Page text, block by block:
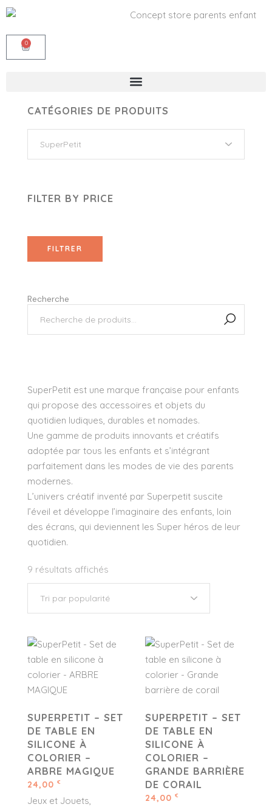
0
SuperPetit est une marque française pour enfants
qui propose des accessoires et objets du
quotidien ludiques, durables et nomades.
Une gamme de produits innovants et créatifs
adoptée par tous les enfants et s’intégrant
parfaitement dans les modes de vie des parents
modernes.
L’univers créatif inventé par Superpetit suscite
l’éveil et développe l’imaginaire des enfants, loin
des écrans, qui deviennent les Super héros de leur
quotidien.
9 résultats affichés
SUPERPETIT – SET
DE TABLE EN
SILICONE À
COLORIER –
ARBRE MAGIQUE
24,00 €
Jeux et Jouets
SUPERPETIT – SET
DE TABLE EN
SILICONE À
COLORIER –
GRANDE BARRIÈRE
DE CORAIL
24,00 €
CATÉGORIES DE PRODUITS
FILTER BY PRICE
FILTRER
Recherche